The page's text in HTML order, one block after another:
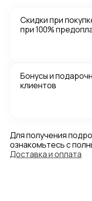
Скидки при
при 100%
Бонусы и
клиентов
Для получения
ознакомьтесь с
Доставка и оплата